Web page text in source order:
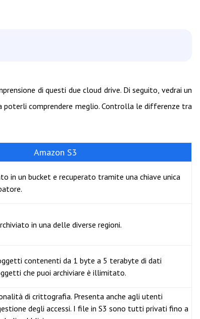
di questi due cloud drive. Di seguito, vedrai un
comprendere meglio. Controlla le differenze tra
Amazon S3
in un bucket e recuperato tramite una chiave unica
in una delle diverse regioni.
contenenti da 1 byte a 5 terabyte di dati
che puoi archiviare è illimitato.
di crittografia. Presenta anche agli utenti
degli accessi. I file in S3 sono tutti privati fino a